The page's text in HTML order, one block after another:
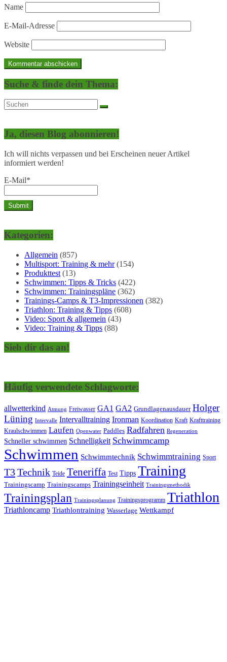
Name
E-Mail-Adresse
Website
Suche & finde dein Thema:
Ja, diesen Blog abonnieren!
Ich will nichts verpassen und bei Erscheinen neuer Artikel
informiert werden!
E-Mail*
Kategorien:
Allgemein (857)
Multisport: Training & mehr(154)
Produkttest (13)
Schwimmen: Tipps & Tricks (422)
Schwimmen: Trainingspläne (362)
Trainings-Camps & T3-Impressionen (382)
Triathlon: Training & Tipps (608)
Video: Sport & allgemein (43)
Video: Training & Tipps (88)
Sieh dir das an!
Häufig verwendete Schlagworte:
allwetterkind Atmung Freiwasser GA1 GA2 Grundlagenausdauer Holger
Lüning Intervalle Intervalltraining Ironman Koordination Kraft Krafttraining
Kraulschwimmen Laufen Openwater Paddles Radfahren Regeneration
Schneller schwimmen Schnelligkeit Schwimmcamp
Schwimmen Schwimmtechnik Schwimmtraining Sport
T3Technik Teide Teneriffa Test Tipps Training
Trainingscamp Trainingscamps Trainingseinheit Trainingsmethodik
Trainingsplan Trainingsplanung Trainingsprogramm Triathlon
Triathloncamp Triathlontraining Wasserlage Wettkampf